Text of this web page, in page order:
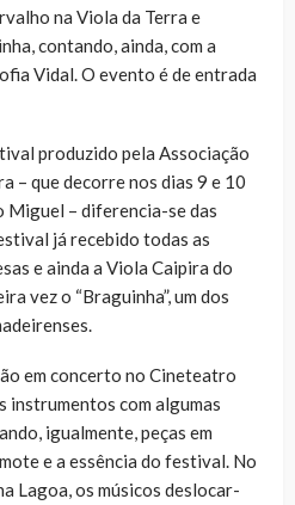
na Viola da Terra e
contando, ainda, com a
Vidal. O evento é de entrada
produzido pela Associação
– que decorre nos dias 9 e 10
Miguel – diferencia-se das
já recebido todas as
e ainda a Viola Caipira do
vez o “Braguinha”, um dos
em concerto no Cineteatro
instrumentos com algumas
igualmente, peças em
e a essência do festival. No
Lagoa, os músicos deslocar-